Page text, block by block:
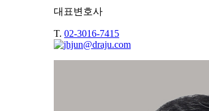
대표변호사
T. 02-3016-7415